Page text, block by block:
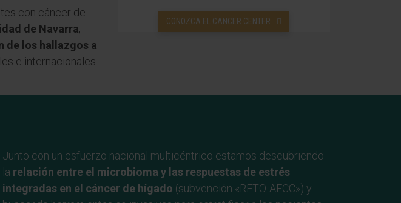
con cáncer de
de Navarra,
de los hallazgos a
e internacionales
CONOZCA EL CANCER CENTER
Junto con un esfuerzo nacional multicéntrico estamos descubriendo
la relación entre el microbioma y las respuestas de estrés
integradas en el cáncer de hígado (subvención «RETO-AECC») y